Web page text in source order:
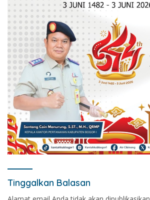
Tinggalkan Balasan